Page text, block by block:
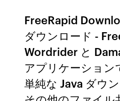
FreeRapid
ダウンロード -
Wordrider と
アプリケーション
単純な Java ダウ